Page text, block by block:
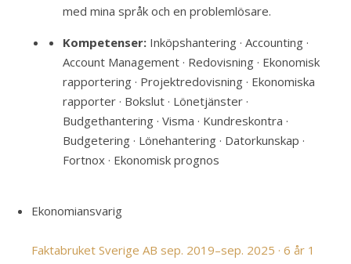
med mina språk och en problemlösare.
Kompetenser: Inköpshantering · Accounting ·
Account Management · Redovisning · Ekonomisk
rapportering · Projektredovisning · Ekonomiska
rapporter · Bokslut · Lönetjänster ·
Budgethantering · Visma · Kundreskontra ·
Budgetering · Lönehantering · Datorkunskap ·
Fortnox · Ekonomisk prognos
Ekonomiansvarig
Faktabruket Sverige AB sep. 2019–sep. 2025 · 6 år 1